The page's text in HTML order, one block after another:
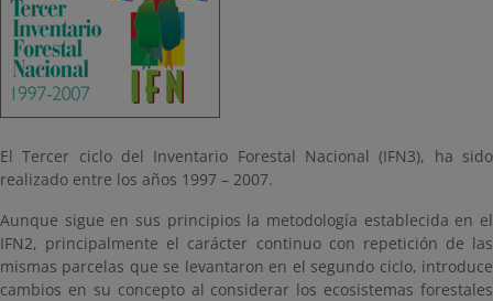
El Tercer ciclo del Inventario Forestal Nacional (IFN3), ha sido
realizado entre los años 1997 – 2007.
Aunque sigue en sus principios la metodología establecida en el
IFN2, principalmente el carácter continuo con repetición de las
mismas parcelas que se levantaron en el segundo ciclo, introduce
cambios en su concepto al considerar los ecosistemas forestales